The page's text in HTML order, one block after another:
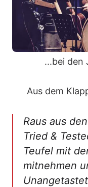
...bei den
Aus dem
Raus aus
Tried &
Teufel mit
mitnehmen